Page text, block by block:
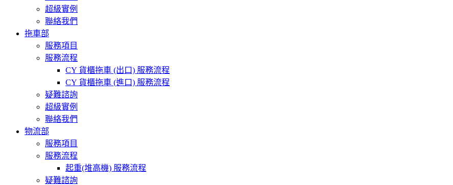
超級實例
聯絡我們
拖車部
服務項目
服務流程
CY 貨櫃拖車 (出口) 服務流程
CY 貨櫃拖車 (進口) 服務流程
疑難諮詢
超級實例
聯絡我們
物流部
服務項目
服務流程
起重(堆高機) 服務流程
疑難諮詢